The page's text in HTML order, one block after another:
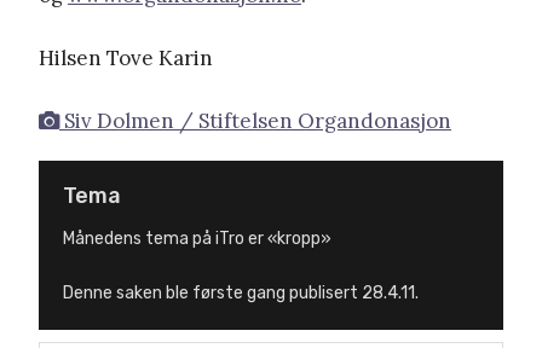
Hilsen Tove Karin
Siv Dolmen / Stiftelsen Organdonasjon
Tema
Månedens tema på iTro er «kropp»
Denne saken ble første gang publisert 28.4.11.